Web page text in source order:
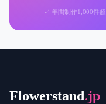
✓ 年間制作1,000件超
Flowerstand.jp